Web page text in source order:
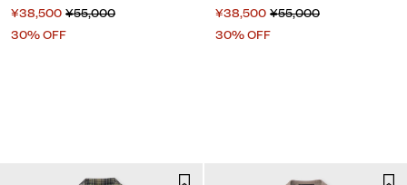
¥38,500 ¥55,000
30% OFF
¥38,500 ¥55,000
30% OFF